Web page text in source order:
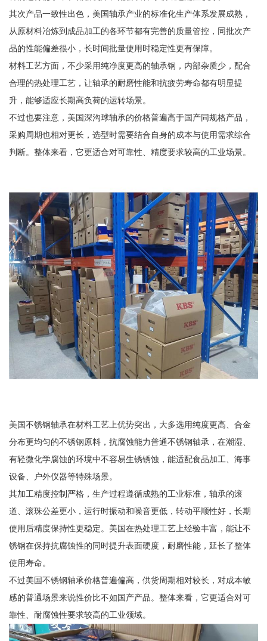
其次产品一致性出色，美国轴承产业的标准化生产体系发展成熟，
从原材料冶炼到成品加工的各环节都有完善的质量管控，同批次产
品的性能偏差很小，长时间批量使用时稳定性更有保障。
材料工艺方面，不少采用纯净度更高的轴承钢，内部杂质少，配合
合理的热处理工艺，让轴承的耐磨性能和抗疲劳寿命都有明显提
升，能够适应长期高负荷的运转场景。
不过也要注意，美国深沟球轴承的价格普遍高于国产同规格产品，
采购周期也相对更长，选型时需要结合自身的成本与使用需求综合
判断。整体来看，它更适合对可靠性、精度要求较高的工业场景。
美国不锈钢轴承在材料工艺上优势突出，大多选用纯度更高、合金
分布更均匀的不锈钢原料，抗腐蚀能力普通不锈钢轴承，在潮湿、
有轻微化学腐蚀的环境中不容易生锈锈蚀，能适配食品加工、海事
设备、户外仪器等特殊场景。
其加工精度控制严格，生产过程遵循成熟的工业标准，轴承的滚
道、滚珠公差更小，运行时振动和噪音更低，转动平顺性好，长期
使用后精度保持性更稳定。美国在热处理工艺上经验丰富，能让不
锈钢在保持抗腐蚀性的同时提升表面硬度，耐磨性能，延长了整体
使用寿命。
不过美国不锈钢轴承价格普遍偏高，供货周期相对较长，对成本敏
感的普通场景来说性价比不如国产产品。整体来看，它更适合对可
靠性、耐腐蚀性要求较高的工业领域。